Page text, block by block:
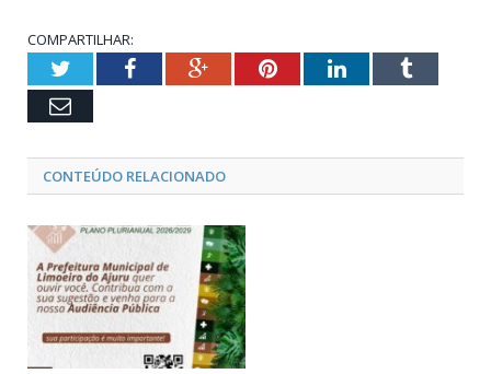
COMPARTILHAR:
TwitterFacebookGoogle+PinterestLinkedInTumblr
Email
CONTEÚDO RELACIONADO